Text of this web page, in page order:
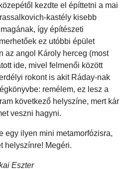
kezdte el építtetni a mai
kastély kisebb
így építészeti
ez utóbbi épület
az angol Károly herceg (most
ide, mivel felmenői között
rokont is akit Ráday-nak
remélem, ez lesz a
következő helyszíne, mert kár
veszni hagyni.
egy ilyen mini metamorfózisra,
helyszínre! Megéri.
Eszter